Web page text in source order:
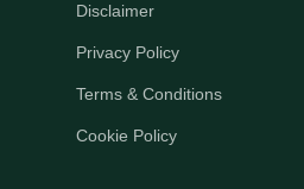
Disclaimer
Privacy Policy
Terms & Conditions
Cookie Policy